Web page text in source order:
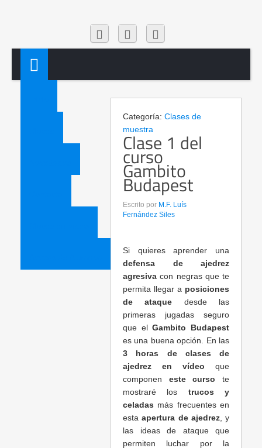
Categoría: Clases de
muestra
Clase 1 del
curso
Gambito
Budapest
Escrito por M.F. Luís
Fernández Siles
Si quieres aprender una
defensa de ajedrez
agresiva con negras que te
permita llegar a posiciones
de ataque desde las
primeras jugadas seguro
que elGambito Budapest
es una buena opción. En las
3 horas de clases de
ajedrez en vídeo que
componen este curso te
mostraré los trucos y
celadas más frecuentes en
estaapertura de ajedrez, y
las ideas de ataque que
permiten luchar por la